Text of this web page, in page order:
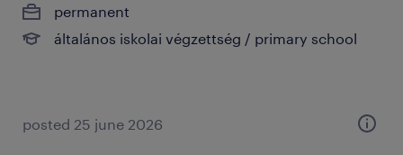
permanent
általános iskolai végzettség / primary school
posted 25 june 2026